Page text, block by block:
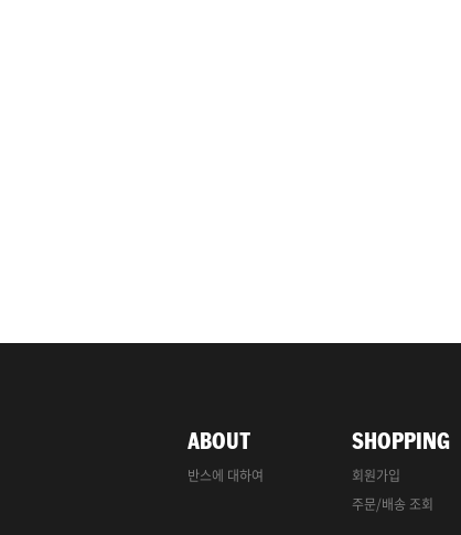
ABOUT
반스에 대하여
SHOPPING
회원가입
주문/배송 조회